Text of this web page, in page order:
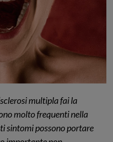
multipla fai la
molto frequenti nella
sintomi possono portare